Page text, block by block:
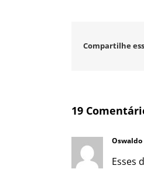
Compartilhe
19
Oswaldo
Esses